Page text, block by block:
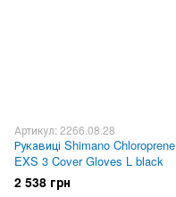
Артикул: 2266.08.28
Рукавиці Shimano Chloroprene
EXS 3 Cover Gloves L black
2 538 грн